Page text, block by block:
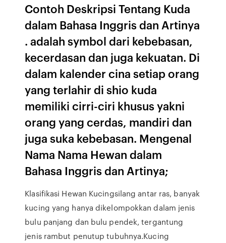
Contoh Deskripsi Tentang Kuda
dalam Bahasa Inggris dan Artinya
. adalah symbol dari kebebasan,
kecerdasan dan juga kekuatan. Di
dalam kalender cina setiap orang
yang terlahir di shio kuda
memiliki cirri-ciri khusus yakni
orang yang cerdas, mandiri dan
juga suka kebebasan. Mengenal
Nama Nama Hewan dalam
Bahasa Inggris dan Artinya;
Klasifikasi Hewan Kucingsilang antar ras, banyak
kucing yang hanya dikelompokkan dalam jenis
bulu panjang dan bulu pendek, tergantung
jenis rambut penutup tubuhnya.Kucing